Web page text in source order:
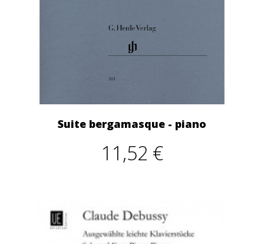
Suite bergamasque - piano
11,52 €